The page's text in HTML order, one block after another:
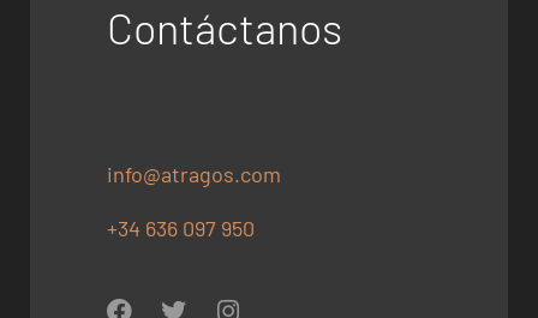
Contáctanos
info@atragos.com
+34 636 097 950